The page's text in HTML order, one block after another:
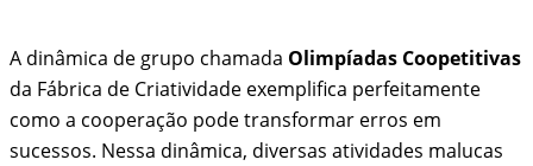
A dinâmica de grupo chamada Olimpíadas Coopetitivas
da Fábrica de Criatividade exemplifica perfeitamente
como a cooperação pode transformar erros em
sucessos. Nessa dinâmica, diversas atividades malucas